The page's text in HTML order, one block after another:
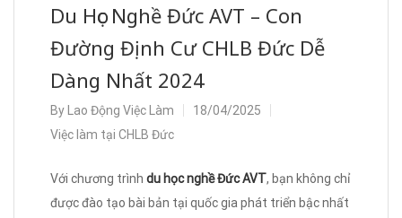
Du Học Nghề Đức AVT – Con
Đường Định Cư CHLB Đức Dễ
Dàng Nhất 2024
By Lao Động Việc Làm
18/04/2025
Việc làm tại CHLB Đức
Với chương trình du học nghề Đức AVT, bạn không chỉ
được đào tạo bài bản tại quốc gia phát triển bậc nhất